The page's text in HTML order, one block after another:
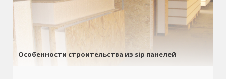
Особенности строительства из sip панелей